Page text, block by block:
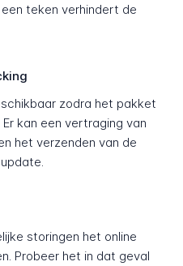
teken verhindert de
zodra het pakket
kan een vertraging van
het verzenden van de
storingen het online
Probeer het in dat geval